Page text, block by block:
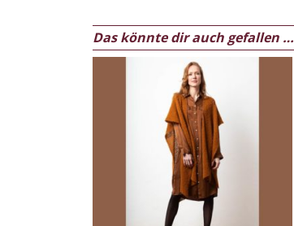
Das könnte dir auch gefallen …